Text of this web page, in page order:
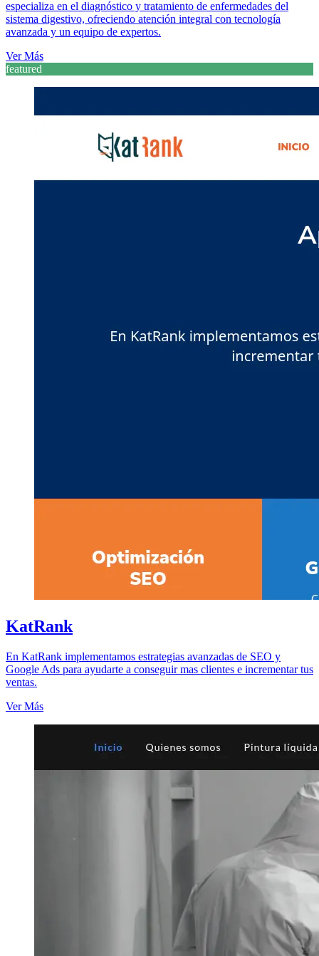
especializa en el diagnóstico y tratamiento de enfermedades del
sistema digestivo, ofreciendo atención integral con tecnología
avanzada y un equipo de expertos.
Ver Más
featured
KatRank
En KatRank implementamos estrategias avanzadas de SEO y
Google Ads para ayudarte a conseguir mas clientes e incrementar tus
ventas.
Ver Más